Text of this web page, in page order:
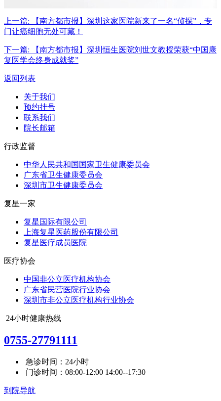
上一篇:
【南方都市报】深圳这家医院新来了一名“侦探”，专
门让癌细胞无处可藏！
下一篇:
【南方都市报】深圳恒生医院刘世文教授荣获“中国康
复医学会终身成就奖”
返回列表
关于我们
预约挂号
联系我们
院长邮箱
行政监督
中华人民共和国国家卫生健康委员会
广东省卫生健康委员会
深圳市卫生健康委员会
复星一家
复星国际有限公司
上海复星医药股份有限公司
复星医疗成员医院
医疗协会
中国非公立医疗机构协会
广东省民营医院行业协会
深圳市非公立医疗机构行业协会
24小时健康热线
0755-27791111
急诊时间：24小时
门诊时间：08:00-12:00 14:00--17:30
到院导航